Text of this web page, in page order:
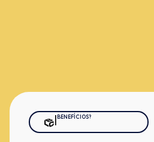
BENEFÍCIOS?